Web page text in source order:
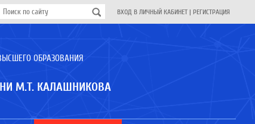
ВХОД В ЛИЧНЫЙ КАБИНЕТ | РЕГИСТРАЦИЯ
ОБРАЗОВАНИЯ
М.Т. КАЛАШНИКОВА